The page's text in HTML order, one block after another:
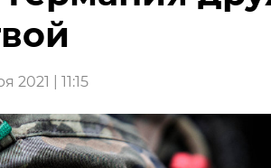
2021 | 11:15